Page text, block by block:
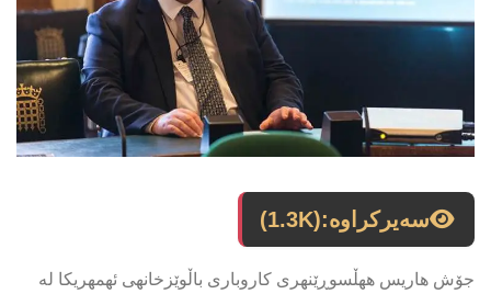
سەیرکراوە:(1.3K)
جۆش هاریس ههڵسوڕێنهرى كاروبارى باڵوێزخانهى ئهمهریكا له